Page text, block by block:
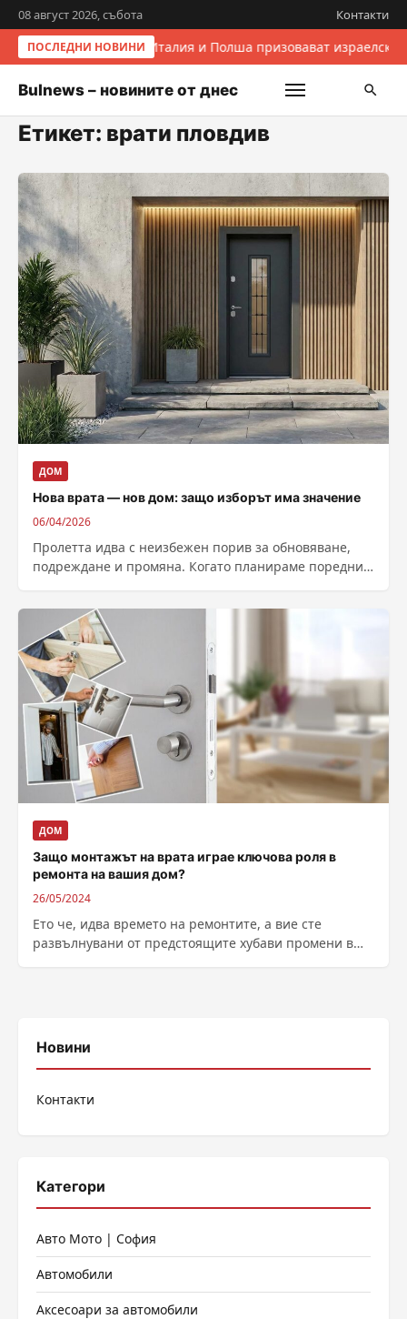
08 август 2026, събота Контакти
ПОСЛЕДНИ НОВИНИ Италия и Полша призовават
Bulnews – новините от днес
Етикет: врати пловдив
ДОМ
Нова врата — нов дом: защо изборът има значение
06/04/2026
Пролетта идва с неизбежен порив за обновяване,
подреждане и промяна. Когато планираме поредния
ДОМ
Защо монтажът на врата играе ключова роля в
ремонта на вашия дом?
26/05/2024
Ето че, идва времето на ремонтите, а вие сте
развълнувани от предстоящите хубави промени в
Новини
Контакти
Категори
Авто Мото | София
Автомобили
Аксесоари за автомобили